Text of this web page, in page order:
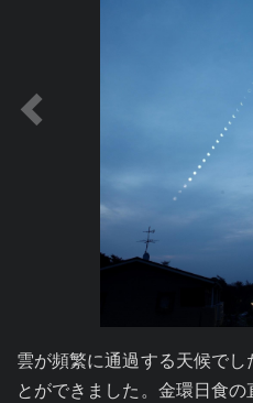
雲が頻繁に通過する天候で
とができました。金環日食